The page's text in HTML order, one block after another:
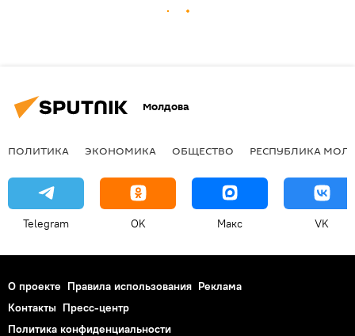
Молдова
ПОЛИТИКА ЭКОНОМИКА ОБЩЕСТВО РЕСПУБЛИКА
Telegram OK Макс VK
О проекте Правила использования Реклама
Контакты Пресс-центр
Политика конфиденциальности